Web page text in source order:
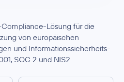
Lösung für die
von europäischen
und Informationssicherheits-
SOC 2 und NIS2.